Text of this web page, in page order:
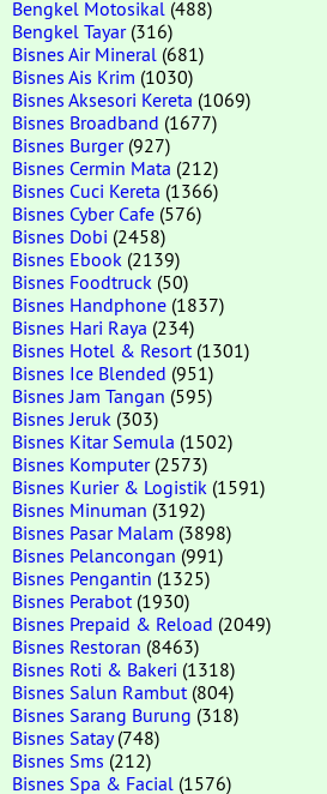
Bengkel Motosikal (488)
Bengkel Tayar(316)
Bisnes Air Mineral (681)
Bisnes Ais Krim (1030)
Bisnes Aksesori Kereta (1069)
Bisnes Broadband (1677)
Bisnes Burger(927)
Bisnes Cermin Mata (212)
Bisnes Cuci Kereta (1366)
Bisnes Cyber Cafe (576)
Bisnes Dobi (2458)
Bisnes Ebook (2139)
Bisnes Foodtruck (50)
Bisnes Handphone (1837)
Bisnes Hari Raya (234)
Bisnes Hotel & Resort (1301)
Bisnes Ice Blended (951)
Bisnes Jam Tangan (595)
Bisnes Jeruk (303)
Bisnes Kitar Semula (1502)
Bisnes Komputer(2573)
Bisnes Kurier & Logistik (1591)
Bisnes Minuman (3192)
Bisnes Pasar Malam (3898)
Bisnes Pelancongan (991)
Bisnes Pengantin (1325)
Bisnes Perabot (1930)
Bisnes Prepaid & Reload (2049)
Bisnes Restoran (8463)
Bisnes Roti & Bakeri (1318)
Bisnes Salun Rambut (804)
Bisnes Sarang Burung (318)
Bisnes Satay(748)
Bisnes Sms (212)
Bisnes Spa & Facial (1576)